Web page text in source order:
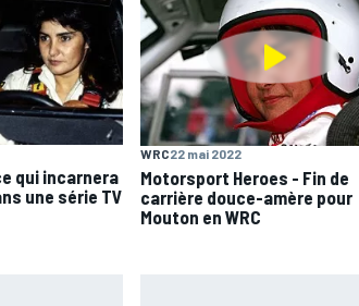
qui incarnera
une série TV
WRC22 mai 2022
Motorsport Heroes - Fin de
carrière douce-amère pour
Mouton en WRC